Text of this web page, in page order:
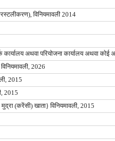
विनियमावली 2014
अथवा परियोजना कार्यालय अथवा कोई
2026
2015
2015
मुद्रा (करेंसी) खाता} विनियमावली, 2015